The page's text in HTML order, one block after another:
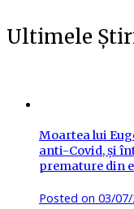
Ultimele
Moartea lui
anti-Covid, și
premature din
Posted on 03/